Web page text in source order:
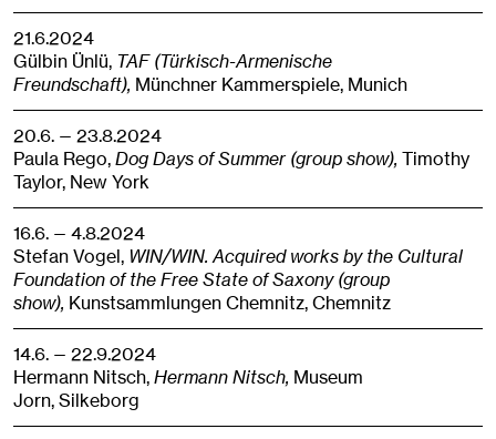
21.6.2024
Gülbin Ünlü, TAF (Türkisch-Armenische
Freundschaft), Münchner Kammerspiele, Munich
20.6. — 23.8.2024
Paula Rego,Dog Days of Summer (group show), Timothy
Taylor, New York
16.6. — 4.8.2024
Stefan Vogel, WIN/WIN. Acquired works by the Cultural
Foundation of the Free State of Saxony (group
show), Kunstsammlungen Chemnitz,Chemnitz
14.6. — 22.9.2024
Hermann Nitsch,Hermann Nitsch, Museum
Jorn,Silkeborg